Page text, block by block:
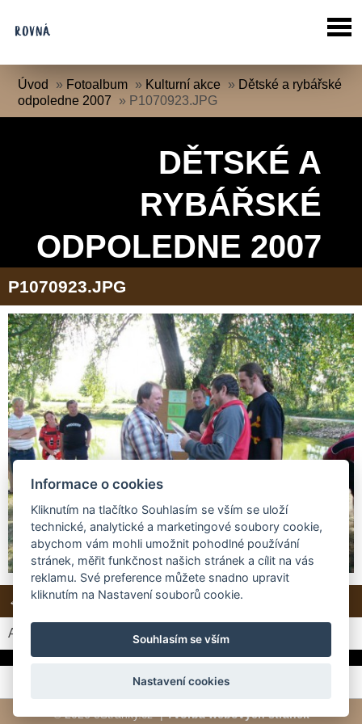
Úvod » Fotoalbum » Kulturní akce » Dětské a rybářské
odpoledne 2007
» P1070923.JPG
DĚTSKÉ A
RYBÁŘSKÉ
ODPOLEDNE 2007
P1070923.JPG
← Předchozí Další → Zpět do složky
Automatické procházení: 3 | 4| |
© 2026 eStránky.cz | Tvorba webových stránek
Informace o cookies
Kliknutím na tlačítko Souhlasím se vším se uloží
technické, analytické a marketingové soubory cookie,
abychom vám mohli umožnit pohodlné používání
stránek, měřit funkčnost našich stránek a cílit na vás
reklamu. Své preference můžete snadno upravit
kliknutím na Nastavení souborů cookie.
Souhlasím se vším
Nastavení cookies